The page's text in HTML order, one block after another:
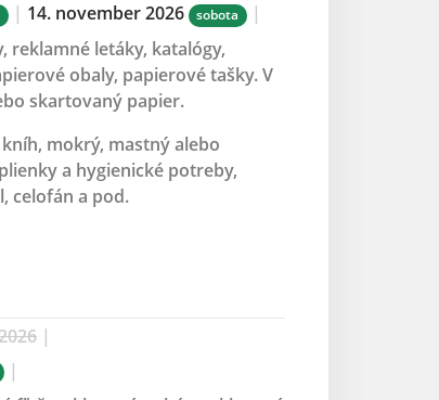
| 14. november 2026 sobota
|
reklamné letáky, katalógy,
obaly, papierové tašky. V
skartovaný papier.
mokrý, mastný alebo
a hygienické potreby,
celofán a pod.
|
|